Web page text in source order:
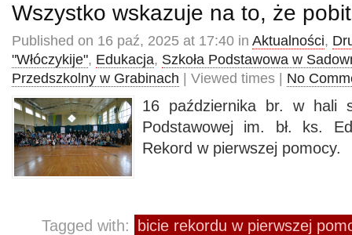
Wszystko wskazuje na to, że
Published on 16 paź, 2025 at 17:40 in Aktualności,
"Włóczykije", Edukacja, Szkoła Podstawowa w
Przedszkolny w Grabinach | Viewed times | No
16 października br. w hali
Podstawowej im. bł. ks.
Rekord w pierwszej pomocy.
Tagged with: bicie rekordu w pierwszej